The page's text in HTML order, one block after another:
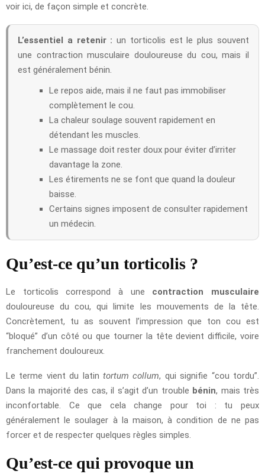
voir ici, de façon simple et concrète.
L’essentiel a retenir : un torticolis est le plus souvent
une contraction musculaire douloureuse du cou, mais il
est généralement bénin.
Le repos aide, mais il ne faut pas immobiliser
complètement le cou.
La chaleur soulage souvent rapidement en
détendant les muscles.
Le massage doit rester doux pour éviter d’irriter
davantage la zone.
Les étirements ne se font que quand la douleur
baisse.
Certains signes imposent de consulter rapidement
un médecin.
Qu’est-ce qu’un torticolis ?
Le torticolis correspond à une contraction musculaire
douloureuse du cou, qui limite les mouvements de la tête.
Concrètement, tu as souvent l’impression que ton cou est
“bloqué” d’un côté ou que tourner la tête devient difficile, voire
franchement douloureux.
Le terme vient du latin tortum collum, qui signifie “cou tordu”.
Dans la majorité des cas, il s’agit d’un trouble bénin, mais très
inconfortable. Ce que cela change pour toi : tu peux
généralement le soulager à la maison, à condition de ne pas
forcer et de respecter quelques règles simples.
Qu’est-ce qui provoque un